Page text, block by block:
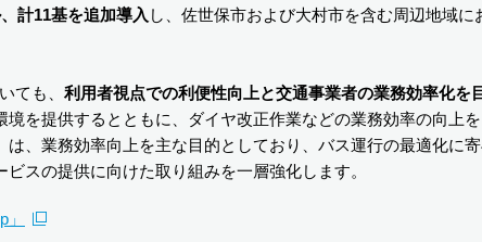
計11基を追加導入 し、佐世保市および大村市を含む周辺地域に
ても、 利用者視点での利便性向上と交通事業者の業務効率化を
を提供するとともに、ダイヤ改正作業などの業務効率の向上
は、業務効率向上を主な目的としており、バス運行の最適化に
スの提供に向けた取り組みを一層強化します。